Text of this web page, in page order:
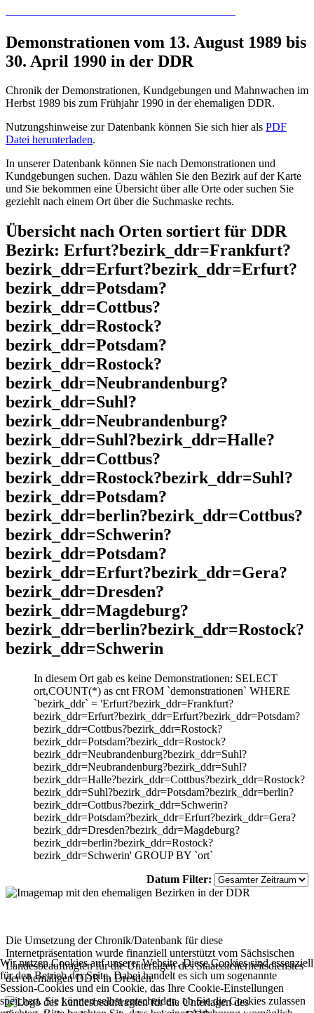
Demonstrationen vom 13. August 1989 bis
30. April 1990 in der DDR
Chronik der Demonstrationen, Kundgebungen und Mahnwachen im
Herbst 1989 bis zum Frühjahr 1990 in der ehemaligen DDR.
Nutzungshinweise zur Datenbank können Sie sich hier als PDF
Datei herunterladen.
In unserer Datenbank können Sie nach Demonstrationen und
Kundgebungen suchen. Dazu wählen Sie den Bezirk auf der Karte
und Sie bekommen eine Übersicht über alle Orte oder suchen Sie
geziehlt nach einem Ort über die Suchmaske rechts.
Übersicht nach Orten sortiert für DDR
Bezirk: Erfurt?bezirk_ddr=Frankfurt?
bezirk_ddr=Erfurt?bezirk_ddr=Erfurt?
bezirk_ddr=Potsdam?
bezirk_ddr=Cottbus?
bezirk_ddr=Rostock?
bezirk_ddr=Potsdam?
bezirk_ddr=Rostock?
bezirk_ddr=Neubrandenburg?
bezirk_ddr=Suhl?
bezirk_ddr=Neubrandenburg?
bezirk_ddr=Suhl?bezirk_ddr=Halle?
bezirk_ddr=Cottbus?
bezirk_ddr=Rostock?bezirk_ddr=Suhl?
bezirk_ddr=Potsdam?
bezirk_ddr=berlin?bezirk_ddr=Cottbus?
bezirk_ddr=Schwerin?
bezirk_ddr=Potsdam?
bezirk_ddr=Erfurt?bezirk_ddr=Gera?
bezirk_ddr=Dresden?
bezirk_ddr=Magdeburg?
bezirk_ddr=berlin?bezirk_ddr=Rostock?
bezirk_ddr=Schwerin
In diesem Ort gab es keine Demonstrationen: SELECT
ort,COUNT(*) as cnt FROM `demonstrationen` WHERE
`bezirk_ddr` = 'Erfurt?bezirk_ddr=Frankfurt?
bezirk_ddr=Erfurt?bezirk_ddr=Erfurt?bezirk_ddr=Potsdam?
bezirk_ddr=Cottbus?bezirk_ddr=Rostock?
bezirk_ddr=Potsdam?bezirk_ddr=Rostock?
bezirk_ddr=Neubrandenburg?bezirk_ddr=Suhl?
bezirk_ddr=Neubrandenburg?bezirk_ddr=Suhl?
bezirk_ddr=Halle?bezirk_ddr=Cottbus?bezirk_ddr=Rostock?
bezirk_ddr=Suhl?bezirk_ddr=Potsdam?bezirk_ddr=berlin?
bezirk_ddr=Cottbus?bezirk_ddr=Schwerin?
bezirk_ddr=Potsdam?bezirk_ddr=Erfurt?bezirk_ddr=Gera?
bezirk_ddr=Dresden?bezirk_ddr=Magdeburg?
bezirk_ddr=berlin?bezirk_ddr=Rostock?
bezirk_ddr=Schwerin' GROUP BY `ort`
Datum Filter:
Die Umsetzung der Chronik/Datenbank für diese
Internetpräsentation wurde finanziell unterstützt vom Sächsischen
Landesbeauftragten für die Unterlagen des Staatssicherheitsdienstes
der ehemaligen DDR in Dresden.
Wir nutzen Cookies auf unserer Website. Diese Cookies sind essenziell
für den Betrieb der Seite. Dabei handelt es sich um sogenannte
Session-Cookies und ein Cookie, das Ihre Cookie-Einstellungen
speichert. Sie können selbst entscheiden, ob Sie die Cookies zulassen